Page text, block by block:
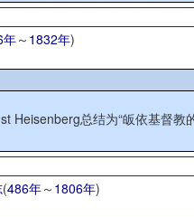
年～ 1832年)
Heisenberg总结为“皈依基督
(486年～ 1806年)